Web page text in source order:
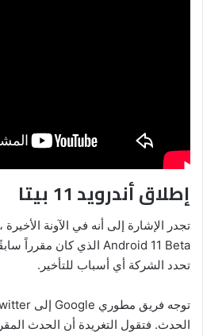
إطلاق أندرويد 11 بيتا
تحدد الشركة أي أسباب للتأخير.